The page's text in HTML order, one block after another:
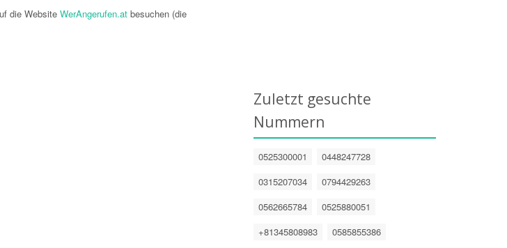
die Website WerAngerufen.at besuchen (die
Zuletzt gesuchte
Nummern
0525300001
0448247728
0315207034
0794429263
0562665784
0525880051
+81345808983
0585855386